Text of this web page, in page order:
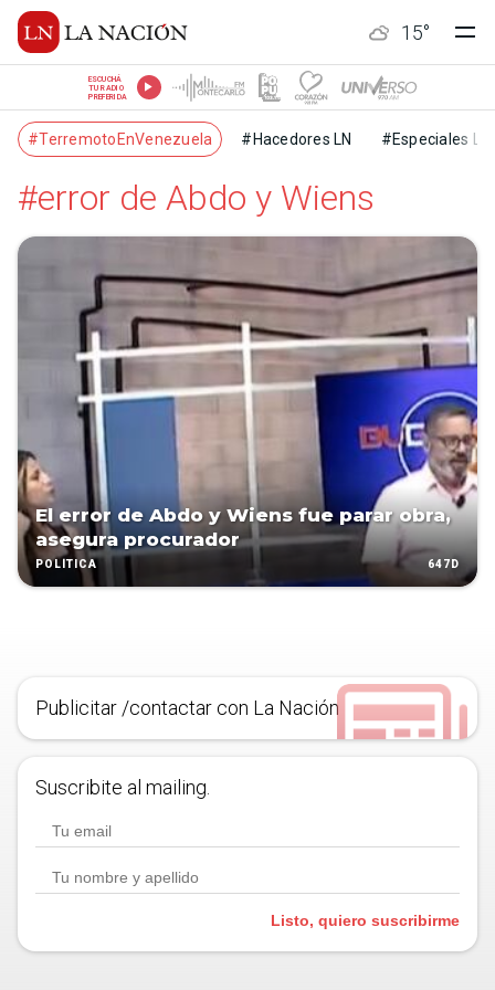
15°
ESCUCHÁ
TU RADIO
PREFERIDA
#TerremotoEnVenezuela #Hacedores LN #Especiales LN
#error de Abdo y Wiens
El error de Abdo y Wiens fue parar obra,
asegura procurador
POLÍTICA 647D
Publicitar /contactar con La Nación
Suscribite al mailing.
Listo, quiero suscribirme